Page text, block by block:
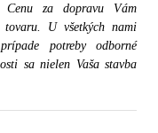
Cenu za dopravu Vám
U všetkých nami
potreby odborné
sa nielen Vaša stavba